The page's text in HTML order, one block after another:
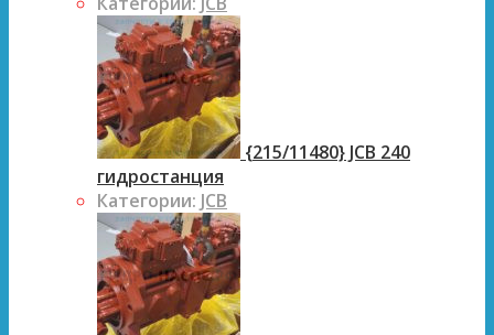
{215/11480} JCB 240
гидростанция
Категории: JCB